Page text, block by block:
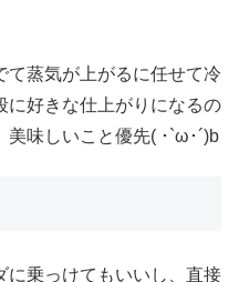
て蒸気が上がるに任せて冷
に好きな仕上がりになるの
味しいこと優先( ･`ω･´)b
に乗っけてもいいし、直接